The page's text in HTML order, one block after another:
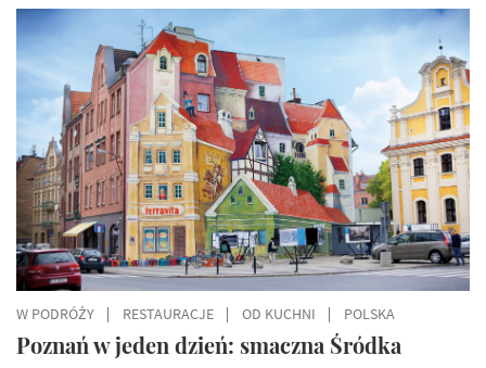
W PODRÓŻY RESTAURACJE OD KUCHNI POLSKA
Poznań w jeden dzień: smaczna Śródka